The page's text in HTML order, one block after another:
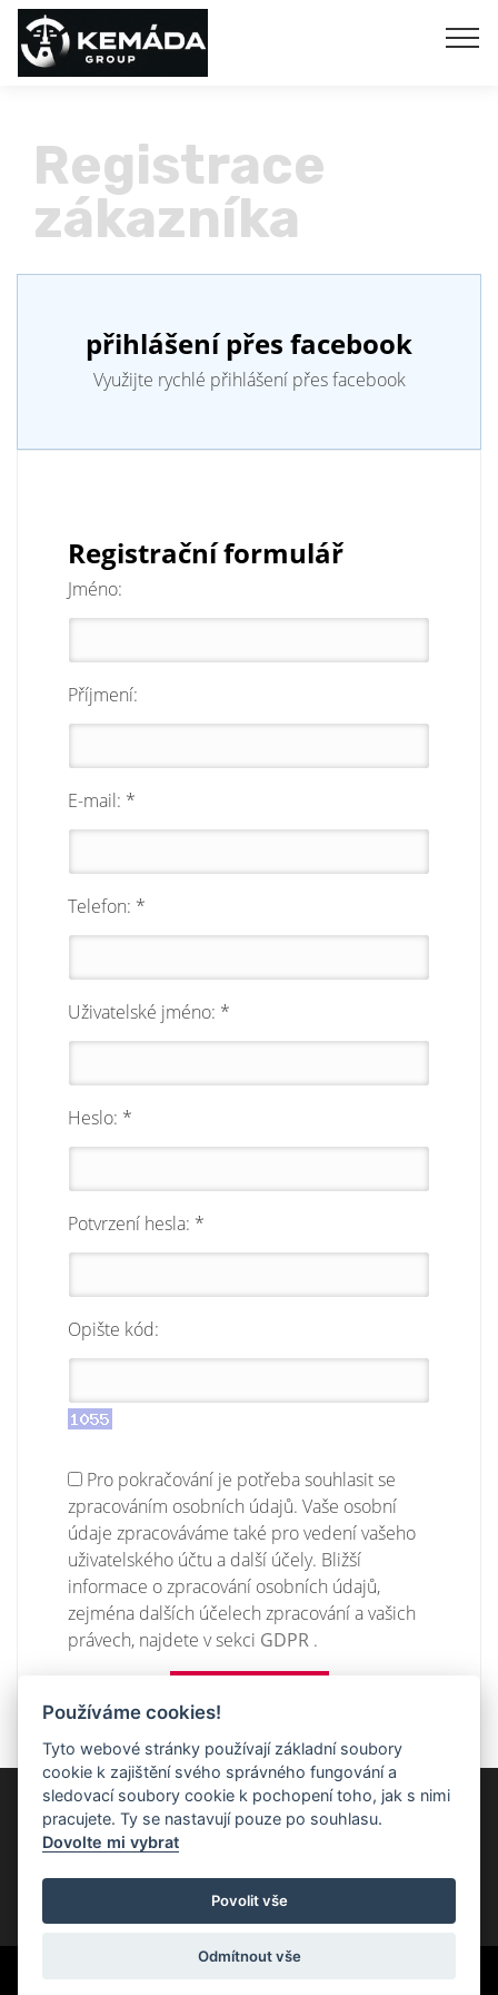
Registrace
zákazníka
přihlášení přes facebook
Využijte rychlé přihlášení přes facebook
Registrační formulář
Jméno:
Příjmení:
E-mail: *
Telefon: *
Uživatelské jméno: *
Heslo: *
Potvrzení hesla: *
Opište kód:
zpracováním osobních údajů. Vaše osobní
údaje zpracováváme také pro vedení vašeho
uživatelského účtu a další účely. Bližší
informace o zpracování osobních údajů,
zejména dalších účelech zpracování a vašich
právech, najdete v sekci GDPR .
Na hlavní web
Používáme cookies!
Tyto webové stránky používají základní soubory
cookie k zajištění svého správného fungování a
sledovací soubory cookie k pochopení toho, jak s nimi
pracujete. Ty se nastavují pouze po souhlasu.
Dovolte mi vybrat
Povolit vše
Odmítnout vše